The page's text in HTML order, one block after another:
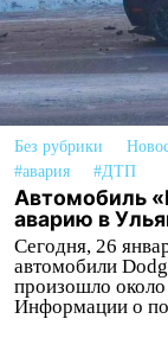
Без рубрики
#авария
#ДТП
Автомобиль
аварию в
Сегодня, 26
автомобили
произошло
Информации о